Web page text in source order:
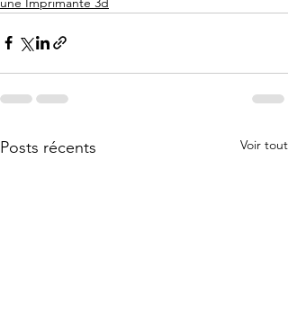
Posts récents Voir tout